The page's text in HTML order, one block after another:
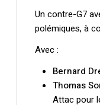
Un contre-G7
polémiques, à
Avec :
Bernard
Thomas
Attac pour